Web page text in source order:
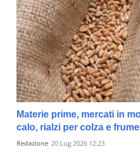
Materie prime, mercati in
calo, rialzi per colza e
Redazione 20 Lug 2026 12:23